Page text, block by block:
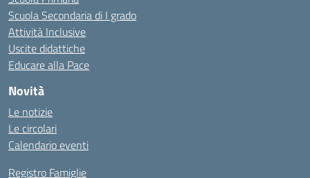
Scuola Secondaria di I grado
Attività Inclusive
Uscite didattiche
Educare alla Pace
Novità
Le notizie
Le circolari
Calendario eventi
Registro Famiglie